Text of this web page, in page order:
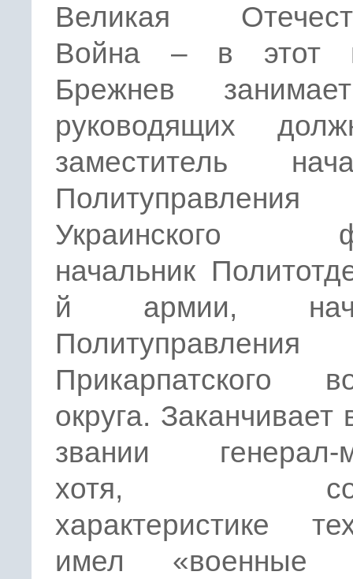
Великая
Война – в этот
Брежнев
руководящих
заместитель
Украинского
начальник
й армии,
Политуправления
Прикарпатского
округа. Заканчивает
звании генерал-
хотя,
характеристике
имел «военные